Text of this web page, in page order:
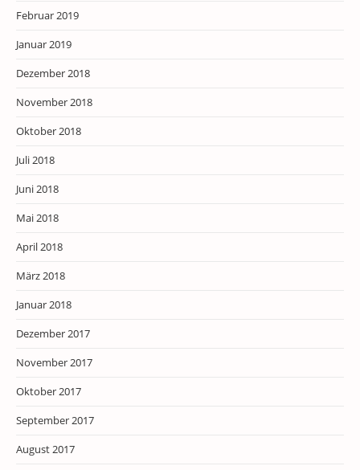
Februar 2019
Januar 2019
Dezember 2018
November 2018
Oktober 2018
Juli 2018
Juni 2018
Mai 2018
April 2018
März 2018
Januar 2018
Dezember 2017
November 2017
Oktober 2017
September 2017
August 2017